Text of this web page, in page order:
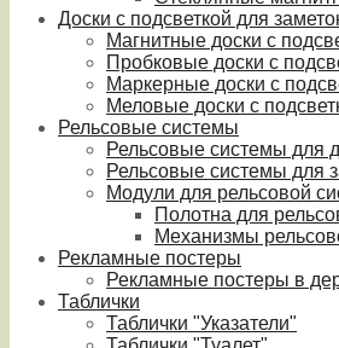
Доски с подсветкой для
Магнитные доски с
Пробковые доски с
Маркерные доски с
Меловые доски с
Рельсовые системы
Рельсовые системы для
Рельсовые системы для
Модули для рельсовой
Полотна для
Механизмы
Рекламные постеры
Рекламные постеры в
Таблички
Таблички "Указатели"